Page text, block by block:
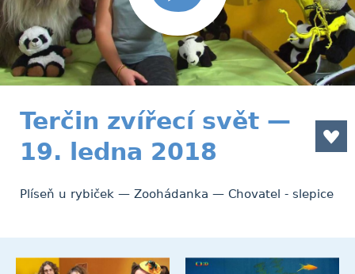
Terčin zvířecí svět —
19. ledna 2018
Plíseň u rybiček — Zoohádanka — Chovatel - slepice